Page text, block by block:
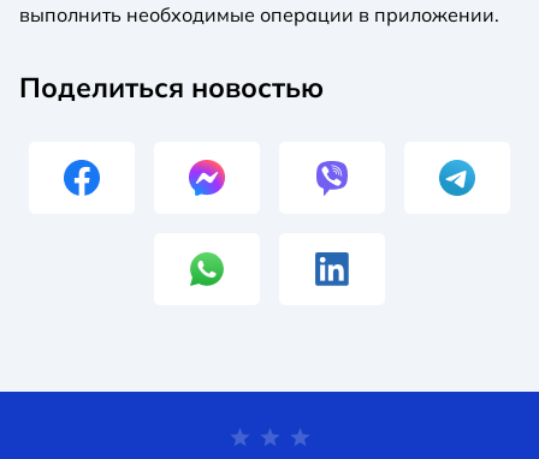
выполнить необходимые операции в приложении.
Поделиться новостью